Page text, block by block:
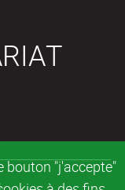
bouton "j'accepte"